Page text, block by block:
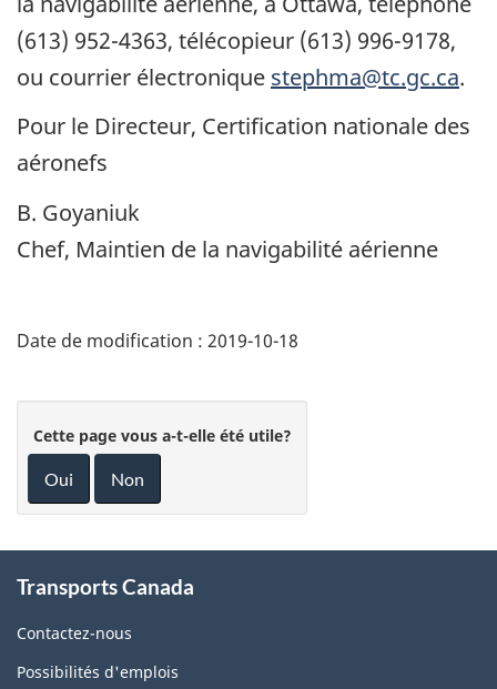
(613) 952-4363, télécopieur (613) 996-9178,
ou courrier électronique stephma@tc.gc.ca.
Pour le Directeur, Certification nationale des
aéronefs
B. Goyaniuk
Chef, Maintien de la navigabilité aérienne
Date de modification : 2019-10-18
Cette page vous a-t-elle été utile?
Oui Non
this
site
Transports Canada
Contactez-nous
Possibilités d'emplois